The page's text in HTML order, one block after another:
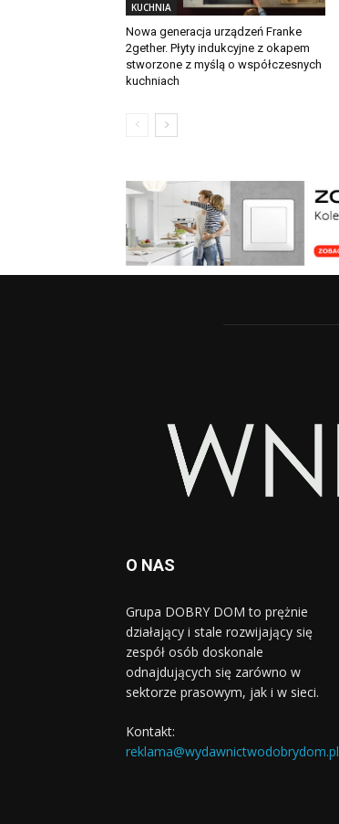
KUCHNIA
Nowa generacja urządzeń Franke
2gether. Płyty indukcyjne z okapem
stworzone z myślą o współczesnych
kuchniach
O NAS
Grupa DOBRY DOM to prężnie
działający i stale rozwijający się
zespół osób doskonale
odnajdujących się zarówno w
sektorze prasowym, jak i w sieci.
Kontakt:
reklama@wydawnictwodobrydom.pl